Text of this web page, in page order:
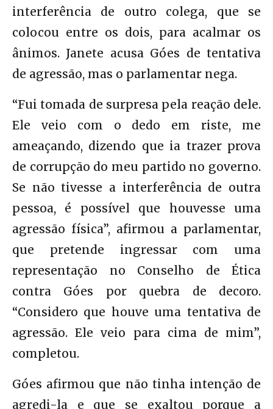
interferência de outro colega, que se
colocou entre os dois, para acalmar os
ânimos. Janete acusa Góes de tentativa
de agressão, mas o parlamentar nega.
“Fui tomada de surpresa pela reação dele.
Ele veio com o dedo em riste, me
ameaçando, dizendo que ia trazer prova
de corrupção do meu partido no governo.
Se não tivesse a interferência de outra
pessoa, é possível que houvesse uma
agressão física”, afirmou a parlamentar,
que pretende ingressar com uma
representação no Conselho de Ética
contra Góes por quebra de decoro.
“Considero que houve uma tentativa de
agressão. Ele veio para cima de mim”,
completou.
Góes afirmou que não tinha intenção de
agredi-la e que se exaltou porque a